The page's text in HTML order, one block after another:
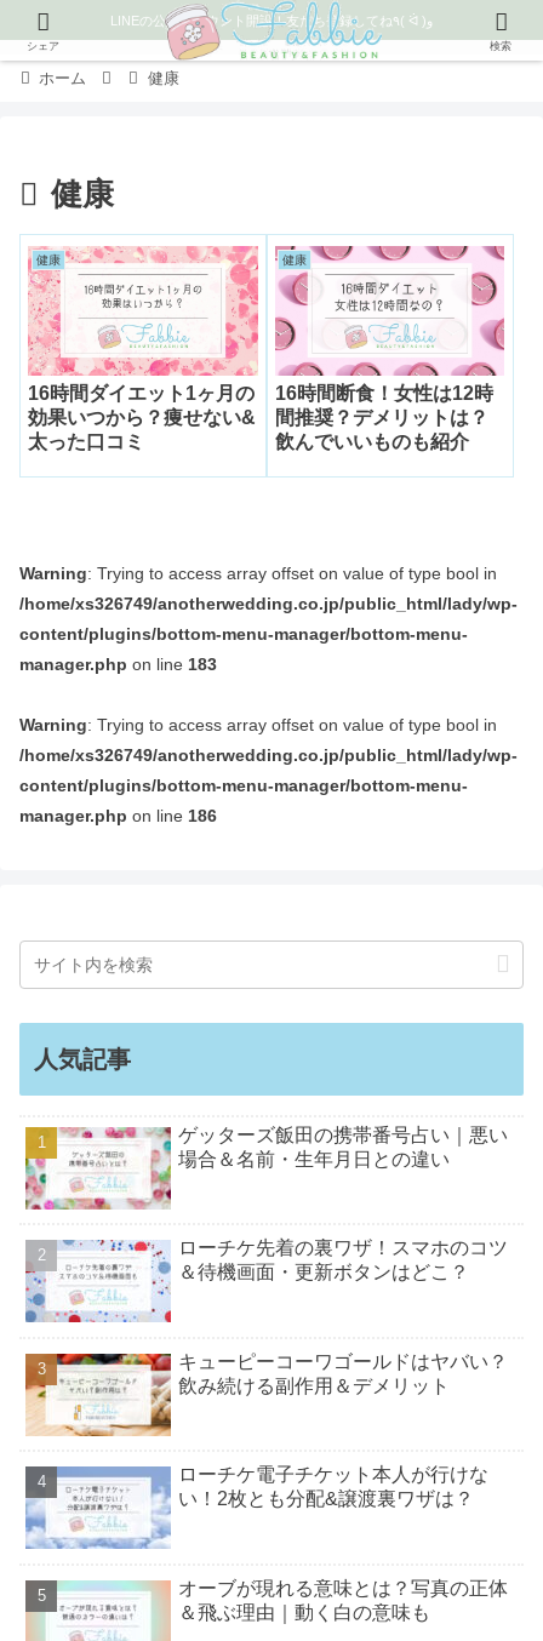
LINEの公式アカウント開設！友だち登録してね٩( ᐛ )و
ホーム 健康
健康
健康
16時間ダイエット1ヶ月の
効果いつから？痩せない&
太った口コミ
健康
16時間断食！女性は12時
間推奨？デメリットは？
飲んでいいものも紹介
Warning: Trying to access array offset on value of type bool in
/home/xs326749/anotherwedding.co.jp/public_html/lady/wp-
content/plugins/bottom-menu-manager/bottom-menu-
manager.php on line 183
Warning: Trying to access array offset on value of type bool in
/home/xs326749/anotherwedding.co.jp/public_html/lady/wp-
content/plugins/bottom-menu-manager/bottom-menu-
manager.php on line 186
人気記事
ゲッターズ飯田の携帯番号占い｜悪い
場合＆名前・生年月日との違い
ローチケ先着の裏ワザ！スマホのコツ
＆待機画面・更新ボタンはどこ？
キューピーコーワゴールドはヤバい？
飲み続ける副作用＆デメリット
ローチケ電子チケット本人が行けな
い！2枚とも分配&譲渡裏ワザは？
オーブが現れる意味とは？写真の正体
＆飛ぶ理由｜動く白の意味も
シェア 検索